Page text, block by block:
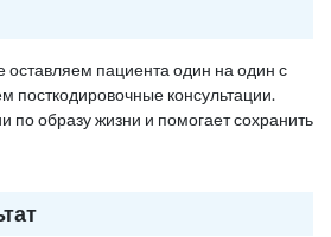
пациента один на один с
посткодировочные консультации.
по образу жизни и помогает сохранить